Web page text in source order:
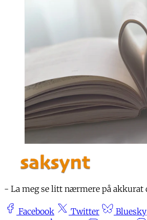
- La meg se litt nærmere på akkurat
Facebook Twitter Bluesky